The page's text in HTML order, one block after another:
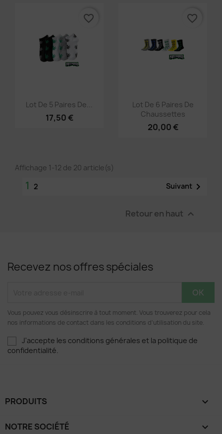
 Aperçu rapide
Lot De 5 Paires De...
17,50 €
favorite_border
Aperçu rapide
Lot De 6 Paires De
Chaussettes
20,00 €
favorite_border
Affichage 1-12 de 20 article(s)
1 2 Suivant 
Retour en haut 
Recevez nos offres spéciales
Vous pouvez vous désinscrire à tout moment. Vous trouverez pour cela
nos informations de contact dans les conditions d'utilisation du site.
J'accepte les conditions générales et la politique de
confidentialité.
PRODUITS 
NOTRE SOCIÉTÉ 